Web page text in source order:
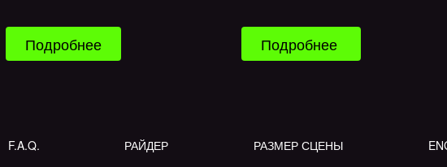
Подробнее Подробнее
F.A.Q. РАЙДЕР РАЗМЕР СЦЕНЫ